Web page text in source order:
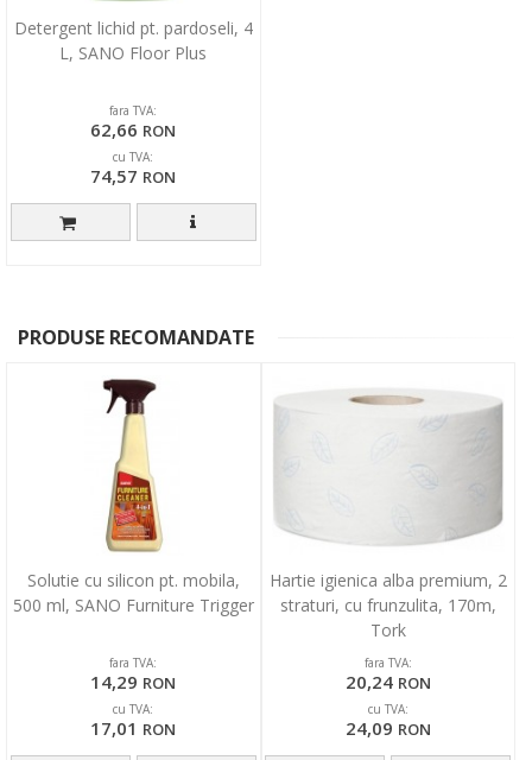
Detergent lichid pt. pardoseli, 4
L, SANO Floor Plus
fara TVA:
62,66 RON
cu TVA:
74,57 RON
PRODUSE RECOMANDATE
Solutie cu silicon pt. mobila,
500 ml, SANO Furniture Trigger
fara TVA:
14,29 RON
cu TVA:
17,01 RON
Hartie igienica alba premium, 2
straturi, cu frunzulita, 170m,
Tork
fara TVA:
20,24 RON
cu TVA:
24,09 RON